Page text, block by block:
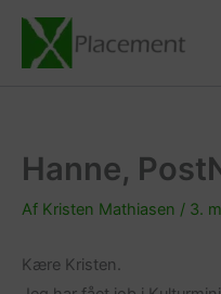
indholdet
Hanne,
Af Kristen Mathiasen / 3.
Kære Kristen.